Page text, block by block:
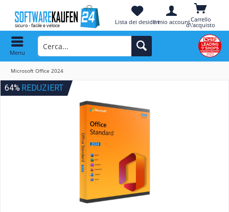
Carrello
d\'acquisto
Lista dei desideriIl mio account
Menu
Microsoft Office 2024
64% REDUZIERT